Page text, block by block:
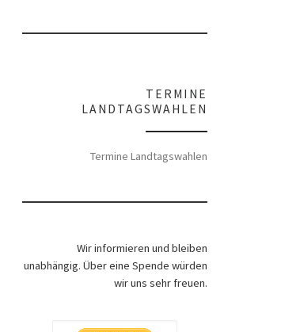
TERMINE
LANDTAGSWAHLEN
Termine Landtagswahlen
Wir informieren und bleiben
unabhängig. Über eine Spende würden
wir uns sehr freuen.